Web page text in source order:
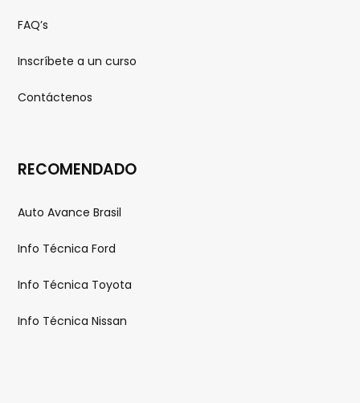
FAQ’s
Inscríbete a un curso
Contáctenos
RECOMENDADO
Auto Avance Brasil
Info Técnica Ford
Info Técnica Toyota
Info Técnica Nissan